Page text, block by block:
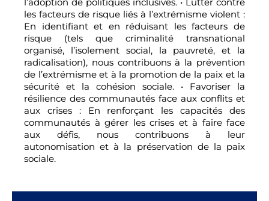
les facteurs de risque liés à l’extrémisme violent :
En identifiant et en réduisant les facteurs de
risque (tels que criminalité transnational
organisé, l’isolement social, la pauvreté, et la
radicalisation), nous contribuons à la prévention
de l’extrémisme et à la promotion de la paix et la
sécurité et la cohésion sociale. • Favoriser la
résilience des communautés face aux conflits et
aux crises : En renforçant les capacités des
communautés à gérer les crises et à faire face
aux défis, nous contribuons à leur
autonomisation et à la préservation de la paix
sociale.